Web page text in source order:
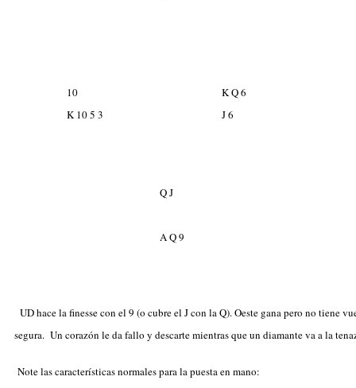
10
K 10 5 3
K Q 6
J 6
Q J
A Q 9
UD hace la finesse con el 9 (o cubre el J con laQ). Oeste gana pero no tiene
segura. Un corazón le da fallo y descarte mientras que un diamante va a la
Note las características normales para la puesta en mano: